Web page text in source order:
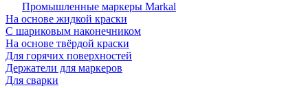
Промышленные маркеры Markal
На основе жидкой краски
С шариковым наконечником
На основе твёрдой краски
Для горячих поверхностей
Держатели для маркеров
Для сварки